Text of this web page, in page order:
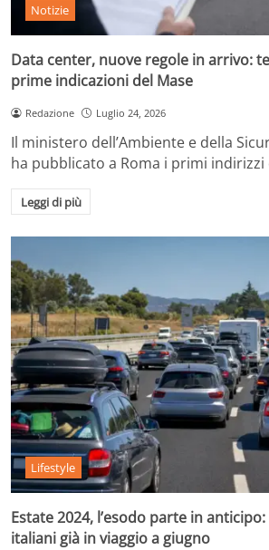
Notizie
Data center, nuove regole in arrivo:
prime indicazioni del Mase
Redazione Luglio 24, 2026
Il ministero dell’Ambiente e della
ha pubblicato a Roma i primi
Leggi di più
Lifestyle
Estate 2024, l’esodo parte in
italiani già in viaggio a giugno